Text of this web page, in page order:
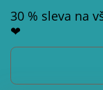
30 % sleva na
❤